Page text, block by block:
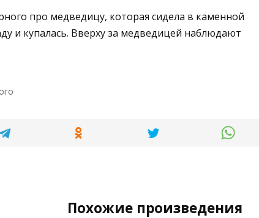
про медведицу, которая сидела в каменной
и купалась. Вверху за медведицей наблюдают
Похожие произведения